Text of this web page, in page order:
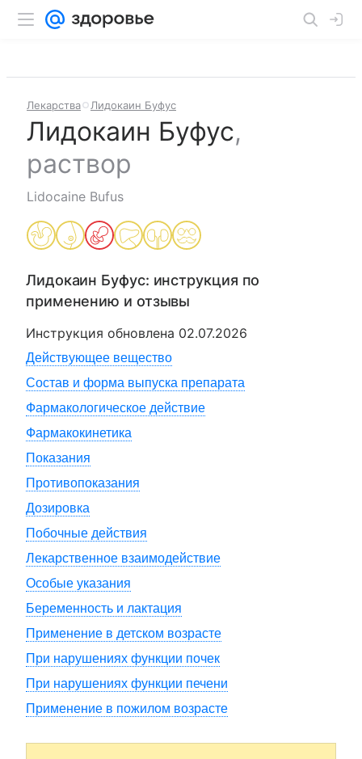
Лекарства Лидокаин Буфус
Лидокаин Буфус,
раствор
Lidocaine Bufus
Лидокаин Буфус: инструкция по
применению и отзывы
Инструкция обновлена 02.07.2026
Действующее вещество
Состав и форма выпуска препарата
Фармакологическое действие
Фармакокинетика
Показания
Противопоказания
Дозировка
Побочные действия
Лекарственное взаимодействие
Особые указания
Беременность и лактация
Применение в детском возрасте
При нарушениях функции почек
При нарушениях функции печени
Применение в пожилом возрасте